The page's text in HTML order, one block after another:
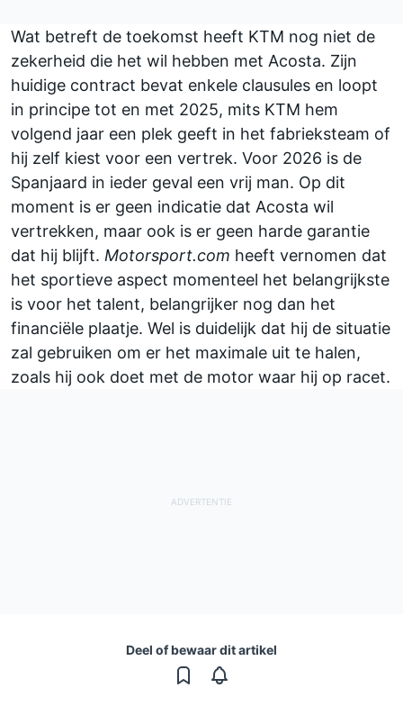
Wat betreft de toekomst heeft KTM nog niet de
zekerheid die het wil hebben met Acosta. Zijn
huidige contract bevat enkele clausules en loopt
in principe tot en met 2025, mits KTM hem
volgend jaar een plek geeft in het fabrieksteam of
hij zelf kiest voor een vertrek. Voor 2026 is de
Spanjaard in ieder geval een vrij man. Op dit
moment is er geen indicatie dat Acosta wil
vertrekken, maar ook is er geen harde garantie
dat hij blijft. Motorsport.com heeft vernomen dat
het sportieve aspect momenteel het belangrijkste
is voor het talent, belangrijker nog dan het
financiële plaatje. Wel is duidelijk dat hij de situatie
zal gebruiken om er het maximale uit te halen,
zoals hij ook doet met de motor waar hij op racet.
Deel of bewaar dit artikel